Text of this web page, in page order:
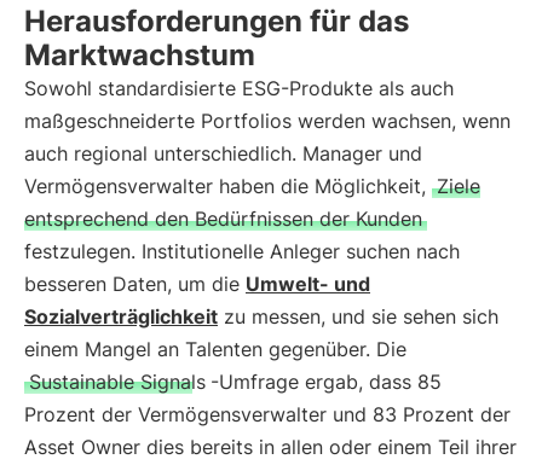
Herausforderungen für das
Marktwachstum
Sowohl standardisierte ESG-Produkte als auch
maßgeschneiderte Portfolios werden wachsen, wenn
auch regional unterschiedlich. Manager und
Vermögensverwalter haben die Möglichkeit, Ziele
entsprechend den Bedürfnissen der Kunden
festzulegen. Institutionelle Anleger suchen nach
besseren Daten, um die Umwelt- und
Sozialverträglichkeit zu messen, und sie sehen sich
einem Mangel an Talenten gegenüber. Die
Sustainable Signals -Umfrage ergab, dass 85
Prozent der Vermögensverwalter und 83 Prozent der
Asset Owner dies bereits in allen oder einem Teil ihrer